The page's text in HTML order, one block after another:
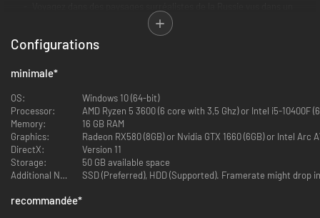
Découvrez le passé trouble d'Indika sous la forme de mini-jeux en
pixel art 2D
RENCONTREZ UNE NONNE PAS SI ORDINAIRE
Configurations
minimale*
OS:
Windows 10 (64-bit)
Processor:
AMD Ryzen 5 3600 (6 core with 3,5 Ghz) or Intel i5-10400F
Memory:
16 GB RAM
Graphics:
Radeon RX580 (8GB) or Nvidia GTX 1660 (6GB) or Intel Arc
DirectX:
Version 11
Storage:
50 GB available space
Additional Notes:
SSD (Preferred), HDD (Supported). Framerate might
recommandée*